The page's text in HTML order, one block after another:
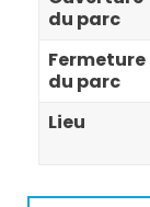
du parc
Fermeture
du parc
Lieu